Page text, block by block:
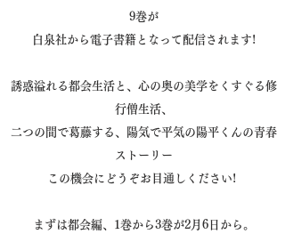
9巻が
白泉社から電子書籍となって配信されます!
誘惑溢れる都会生活と、心の奥の美学をくすぐる修
行僧生活、
二つの間で葛藤する、陽気で平気の陽平くんの青春
ストーリー
この機会にどうぞお目通しください!
まずは都会編、1巻から3巻が2月6日から。